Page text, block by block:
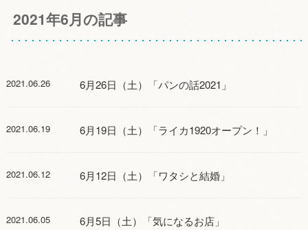
2021年6月の記事
2021.06.26 6月26日（土）「パンの話2021」
2021.06.19 6月19日（土）「ライカ1920オープン！」
2021.06.12 6月12日（土）「ワタシと結婚」
2021.06.05 6月5日（土）「気になるお店」